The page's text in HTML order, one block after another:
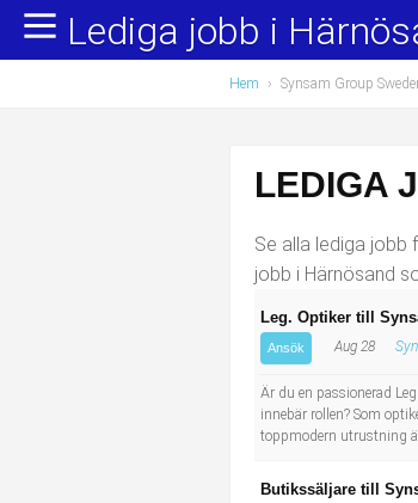
Yrkesområden
Administration, ekonomi, juridik
Försäljning, inköp, marknadsföring
Hotell, restaurang, storhushåll
Populära jobb
Undersköterska, hemtjänst och
Lärare i förskola/Förskollärare
Bussförare/Busschaufför
Lediga jobb i
Hem › Synsam Group
LEDIGA
Se alla lediga jobb
jobb i Härnösand
Leg. Optiker till
Ansök Aug 28
Är du en passionerad
innebär rollen? Som
toppmodern utrustning
Butikssäljare till